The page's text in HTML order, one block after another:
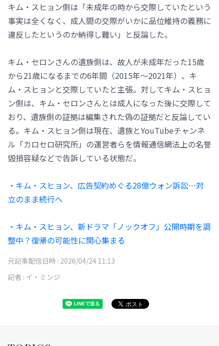
キム・スヒョン側は「未成年の時から交際していたという
事実は全くなく、成人間の交際がいかに品位維持の義務に
違反したというのか納得し難い」と反論した。
キム・セロンさんの遺族側は、故人が未成年だった15歳
から21歳になるまでの6年間（2015年～2021年）、キ
ム・スヒョンと交際していたと主張。対してキム・スヒョ
ン側は、キム・セロンさんとは成人になった後に交際して
おり、遺族側の証拠は編集された偽の証拠だと反論してい
る。キム・スヒョン側は現在、遺族とYouTubeチャンネ
ル「カロセロ研究所」の運営者らを情報通信網法上の名誉
毀損容疑などで告訴している状態だ。
・キム・スヒョン、広告契約めぐる28億ウォン訴訟…対
立のまま続行へ
・キム・スヒョン、新ドラマ「ノックオフ」公開時期を調
整中？復帰の可能性に関心集まる
元記事配信日時 : 2026/04/24 11:13
記者 : イ・ミンジ